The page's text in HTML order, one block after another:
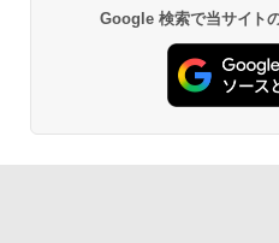
Google 検索で当サイト